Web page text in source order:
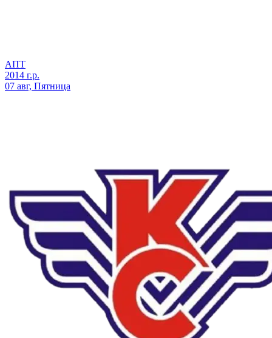
АПТ
2014 г.р.
07 авг, Пятница